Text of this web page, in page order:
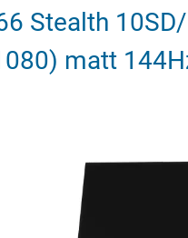
Stealth
matt